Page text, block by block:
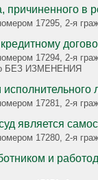
17295, 2-я
я гражданская, О
БЕЗ ИЗМЕНЕНИЯ
17281, 2-я
в суд является
17280, 2-я
и